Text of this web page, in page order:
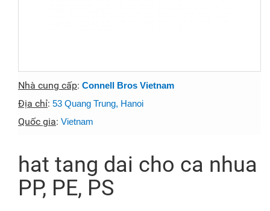
Nhà cung cấp: Connell Bros Vietnam
Địa chỉ: 53 Quang Trung, Hanoi
Quốc gia: Vietnam
hat tang dai cho ca nhua
PP, PE, PS